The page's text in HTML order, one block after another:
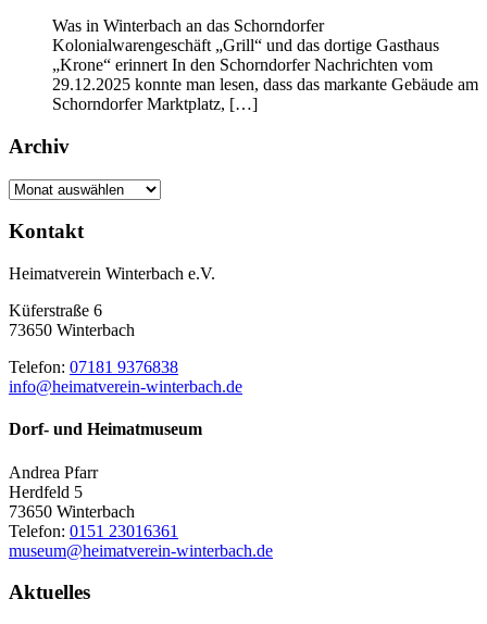
Was in Winterbach an das Schorndorfer
Kolonialwarengeschäft „Grill“ und das dortige Gasthaus
„Krone“ erinnert In den Schorndorfer Nachrichten vom
29.12.2025 konnte man lesen, dass das markante Gebäude am
Schorndorfer Marktplatz, […]
Archiv
Archiv
Kontakt
Heimatverein Winterbach e.V.
Küferstraße 6
73650 Winterbach
Telefon: 07181 9376838
info@heimatverein-winterbach.de
Dorf- und Heimatmuseum
Andrea Pfarr
Herdfeld 5
73650 Winterbach
Telefon: 0151 23016361
museum@heimatverein-winterbach.de
Aktuelles